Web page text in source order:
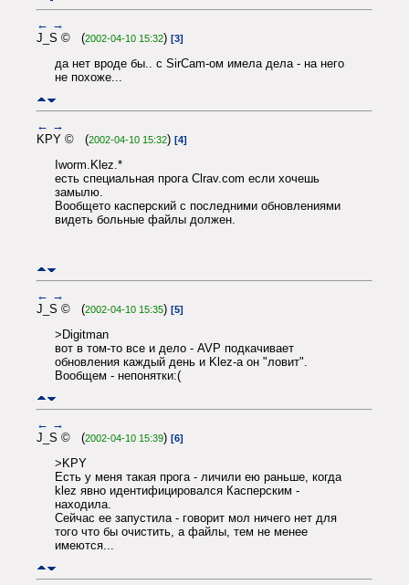
← →
J_S © (2002-04-10 15:32) [3]
да нет вроде бы.. с SirCam-ом имела дела - на него
не похоже...
← →
KPY © (2002-04-10 15:32) [4]
Iworm.Klez.*
есть специальная прога Clrav.com если хочешь
замылю.
Вообщето касперский с последними обновлениями
видеть больные файлы должен.
← →
J_S © (2002-04-10 15:35) [5]
>Digitman
вот в том-то все и дело - AVP подкачивает
обновления каждый день и Klez-а он "ловит".
Вообщем - непонятки:(
← →
J_S © (2002-04-10 15:39) [6]
>KPY
Есть у меня такая прога - личили ею раньше, когда
klez явно идентифицировался Касперским -
находила.
Сейчас ее запустила - говорит мол ничего нет для
того что бы очистить, а файлы, тем не менее
имеются...